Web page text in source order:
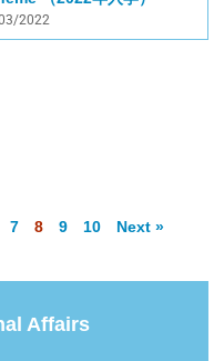
Affairs
2022
7 8 9 10 Next »